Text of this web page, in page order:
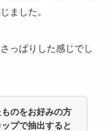
ました。
っぱりした感じでし
のをお好みの方
プで抽出すると